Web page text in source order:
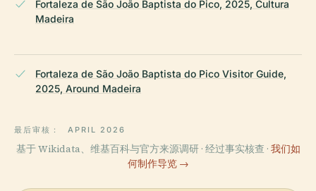
Fortaleza de São João Baptista do Pico, 2025, Cultura
Madeira
Fortaleza de São João Baptista do Pico Visitor Guide,
2025, Around Madeira
最后审核： APRIL 2026
基于 Wikidata、维基百科与官方来源调研 · 经过事实核查 · 我们如
何制作导览 →